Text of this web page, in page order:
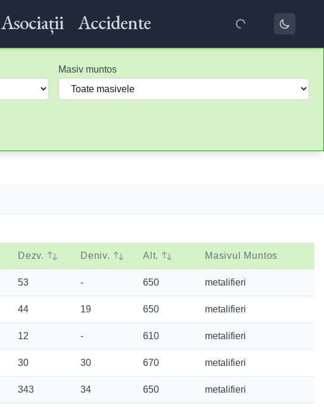
Asociații Accidente
Masiv muntos
Dezv. Deniv. Alt. Masivul Muntos
53 - 650 metalifieri
44 19 650 metalifieri
12 - 610 metalifieri
30 30 670 metalifieri
343 34 650 metalifieri